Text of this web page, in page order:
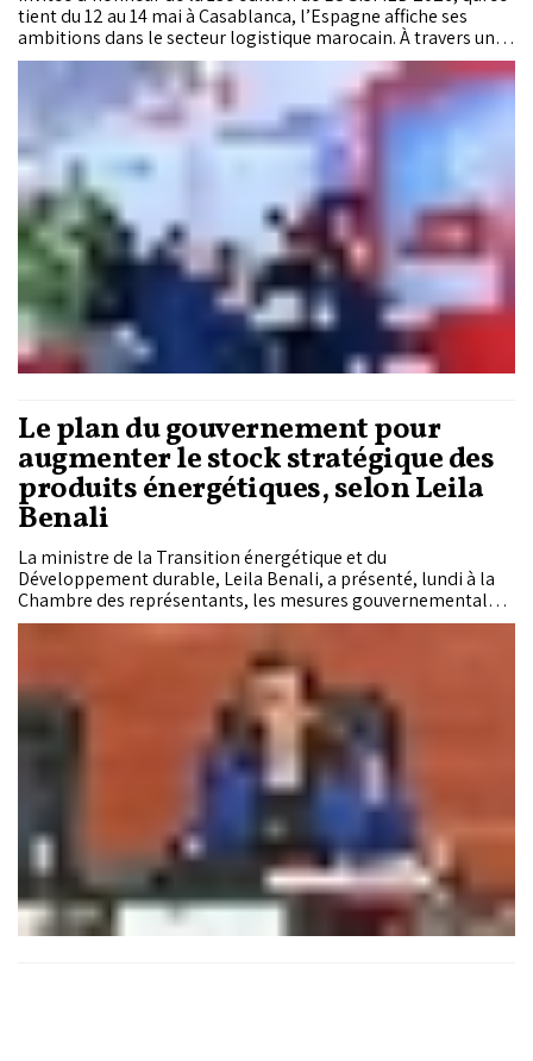
tient du 12 au 14 mai à Casablanca, l’Espagne affiche ses
ambitions dans le secteur logistique marocain. À travers une
présence renforcée et structurée, Madrid entend consolider
un axe stratégique entre l’Europe et l’Afrique.
Le plan du gouvernement pour
augmenter le stock stratégique des
produits énergétiques, selon Leila
Benali
La ministre de la Transition énergétique et du
Développement durable, Leila Benali, a présenté, lundi à la
Chambre des représentants, les mesures gouvernementales
destinées à augmenter le stock stratégique des produits